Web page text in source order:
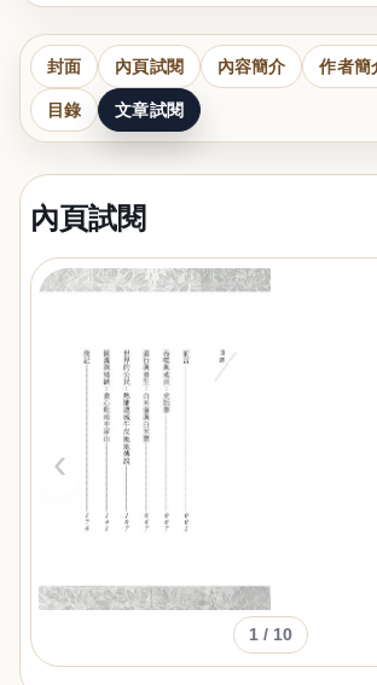
封面 內頁試閱 內容簡介 作者簡
目錄 文章試閱
內頁試閱
‹
1 / 10